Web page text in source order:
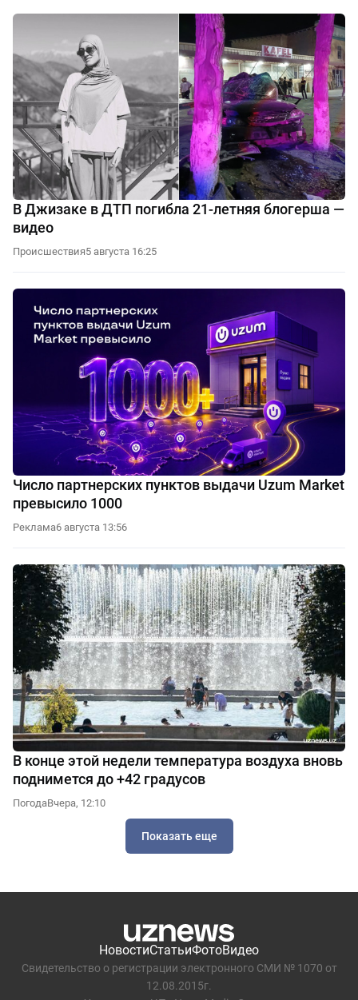
В Джизаке в ДТП погибла 21-летняя блогерша —
видео
Происшествия5 августа 16:25
Число партнерских пунктов выдачи Uzum Market
превысило 1000
Реклама6 августа 13:56
В конце этой недели температура воздуха вновь
поднимется до +42 градусов
ПогодаВчера, 12:10
Показать еще
НовостиСтатьиФотоВидео
Свидетельство о регистрации электронного СМИ № 1070 от
12.08.2015г.